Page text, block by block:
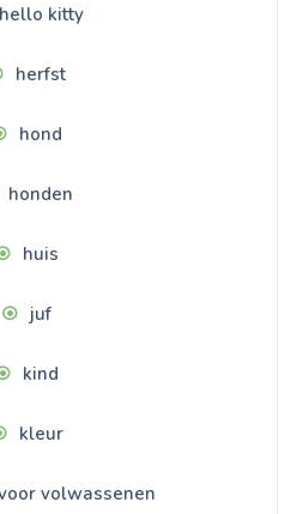
hello kitty
herfst
hond
honden
huis
juf
kind
kleur
volwassenen